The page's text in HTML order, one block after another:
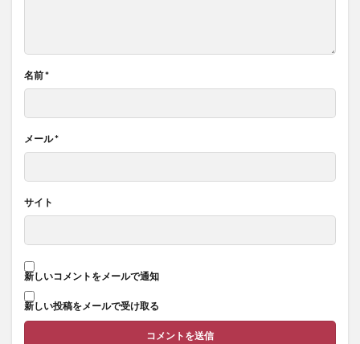
名前*
メール*
サイト
新しいコメントをメールで通知
新しい投稿をメールで受け取る